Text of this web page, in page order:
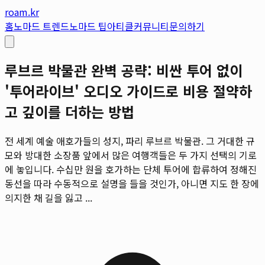
roam.kr
홈노마드 트렌드노마드 팁아티클커뮤니티문의하기
루브르 박물관 완벽 공략: 비싼 투어 없이
'투어라이브' 오디오 가이드로 비용 절약하
고 깊이를 더하는 방법
전 세계 예술 애호가들의 성지, 파리 루브르 박물관. 그 거대한 규
모와 방대한 소장품 앞에서 많은 여행객들은 두 가지 선택의 기로
에 놓입니다. 수십만 원을 호가하는 단체 투어에 합류하여 정해진
동선을 따라 수동적으로 설명을 들을 것인가, 아니면 지도 한 장에
의지한 채 길을 잃고 ...